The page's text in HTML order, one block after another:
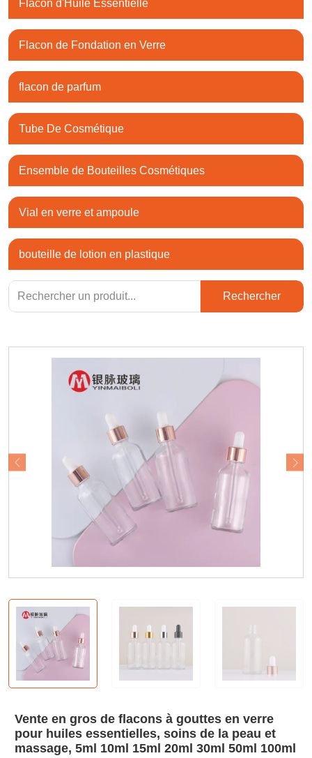
Flacon d'Huile Essentielle
Flacon de Fondation en Verre
flacon de parfum
Tube De Cosmétique
Ensemble de Bouteilles Cosmétiques
Vial en verre et ampoule
bouteille de lotion en plastique
Rechercher
Vente en gros de flacons à gouttes en verre
pour huiles essentielles, soins de la peau et
massage, 5ml 10ml 15ml 20ml 30ml 50ml 100ml